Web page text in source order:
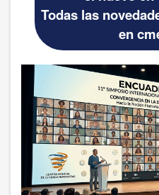
Official materials
WCHS
TEMAS
Anthrolopogy
Natural sciences
Todas las
en